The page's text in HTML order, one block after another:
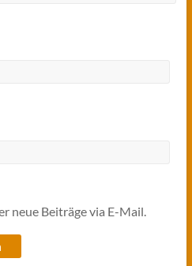
neue Beiträge via E-Mail.